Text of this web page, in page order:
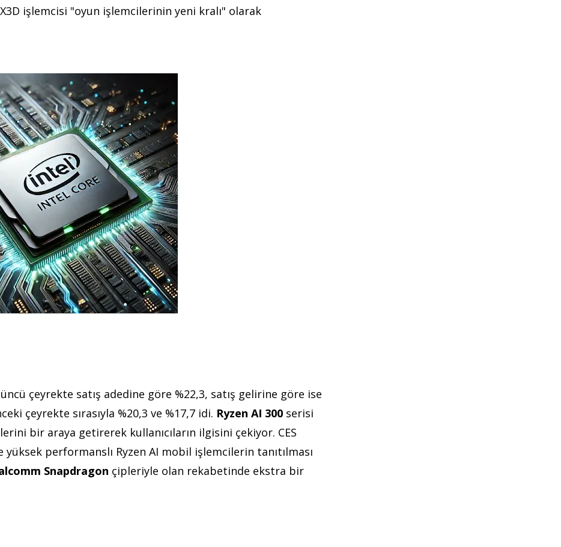
işlemcisi "oyun işlemcilerinin yeni kralı" olarak
çeyrekte satış adedine göre %22,3, satış gelirine göre ise
çeyrekte sırasıyla %20,3 ve %17,7 idi. Ryzen AI 300 serisi
bir araya getirerek kullanıcıların ilgisini çekiyor. CES
performanslı Ryzen AI mobil işlemcilerin tanıtılması
Snapdragon çipleriyle olan rekabetinde ekstra bir